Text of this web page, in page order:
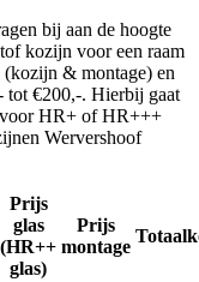
bij aan de hoogte
kozijn voor een raam
& montage) en
tot €200,-. Hierbij gaat
HR+ of HR+++
Wervershoof
Prijs
glas
(HR++
glas)
Prijs
montage